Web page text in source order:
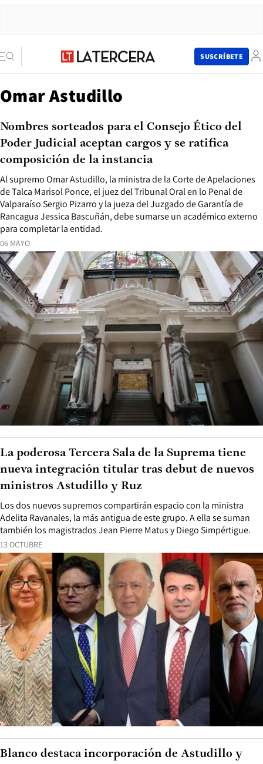
SUSCRÍBETE
Omar Astudillo
06 MAYO
Al supremo Omar Astudillo, la ministra de la Corte de Apelaciones
de Talca Marisol Ponce, el juez del Tribunal Oral en lo Penal de
Valparaíso Sergio Pizarro y la jueza del Juzgado de Garantía de
Rancagua Jessica Bascuñán, debe sumarse un académico externo
para completar la entidad.
Nombres sorteados para el Consejo Ético del
Poder Judicial aceptan cargos y se ratifica
composición de la instancia
13 OCTUBRE
Los dos nuevos supremos compartirán espacio con la ministra
Adelita Ravanales, la más antigua de este grupo. A ella se suman
también los magistrados Jean Pierre Matus y Diego Simpértigue.
La poderosa Tercera Sala de la Suprema tiene
nueva integración titular tras debut de nuevos
ministros Astudillo y Ruz
Blanco destaca incorporación de Astudillo y